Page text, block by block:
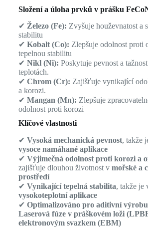
Složení a úloha prvků v prášku
✔ Železo (Fe): Zvyšuje houževnatost a
stabilitu
✔ Kobalt (Co): Zlepšuje odolnost proti
tepelnou stabilitu
✔ Nikl (Ni): Poskytuje pevnost a
teplotách.
✔ Chrom (Cr): Zajišťuje vynikající
a korozi.
✔ Mangan (Mn): Zlepšuje
odolnost proti korozi
Klíčové vlastnosti
✔ Vysoká mechanická pevnost, takže
vysoce namáhané aplikace
✔ Výjimečná odolnost proti korozi a
zajišťuje dlouhou životnost v mořské a
prostředí
✔ Vynikající tepelná stabilita, takže je
vysokoteplotní aplikace
✔ Optimalizováno pro aditivní
Laserová fúze v práškovém loži
elektronovým svazkem (EBM)